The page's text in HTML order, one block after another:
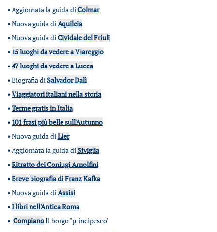
•Aggiornata la guida diColmar
•Nuova guida diAquileia
•Nuova guida diCividale del Friuli
• 15 luoghi da vedere a Viareggio
•47 luoghi da vedere a Lucca
•Biografia diSalvador Dalì
•Viaggiatori italiani nella storia
•Terme gratis in Italia
• 101 frasi più belle sull'Autunno
•Nuova guida diLier
•Aggiornata la guida diSiviglia
•Ritratto dei Coniugi Arnolfini
•Breve biografia di Franz Kafka
•Nuova guida diAssisi
•I libri nell'Antica Roma
• CompianoIl borgo "principesco"